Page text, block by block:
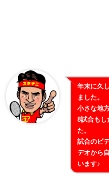
年末に久
ました。
小さな地
8試合もし
た。
試合のビ
デオから
います♪